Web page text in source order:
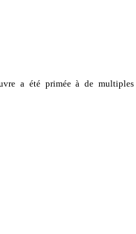
a été primée à de multiples